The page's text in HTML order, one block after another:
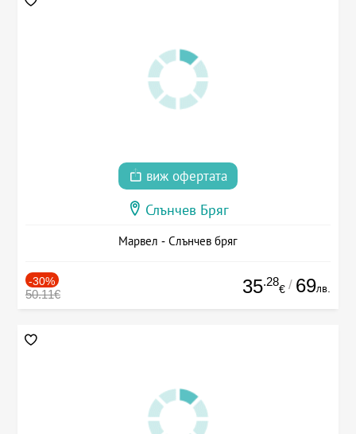
виж офертата
Слънчев Бряг
Марвел - Слънчев бряг
-30%
50.11€ 35.28
€ / 69лв.